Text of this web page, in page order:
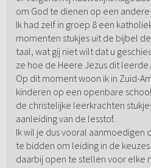
om God te dienen op een
Ik had zelf in groep 8 een
momenten stukjes uit de bijbel
taal, wat gij niet wilt dat u
ze hoe de Heere Jezus dit leerde.
Op dit moment woon ik in Zuid-
kinderen op een openbare
de christelijke leerkrachten
aanleiding van de lesstof.
Ik wil je dus vooral aanmoedigen
te bidden om leiding in de
daarbij open te stellen voor elke